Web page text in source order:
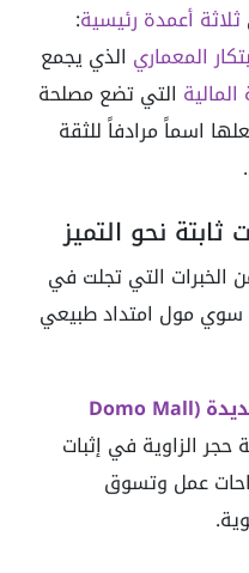
ثلاثة أعمدة رئيسية:
المعماري الذي يجمع
التي تضع مصلحة
اسماً مرادفاً للثقة
التي تجلت في
سوي مول امتداد طبيعي
مول دومو القاهرة الجديدة (Domo Mall
حجر الزاوية في إثبات
عمل وتسوق